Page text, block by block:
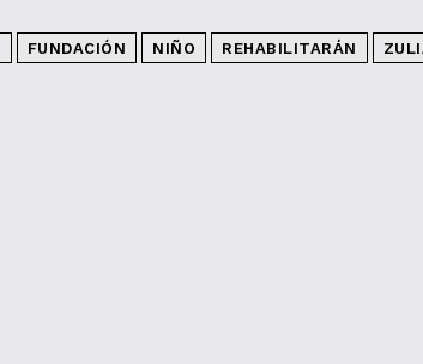
FUNDACIÓN NIÑO REHABILITARÁN